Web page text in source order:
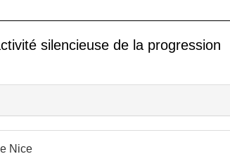
silencieuse de la progression
Nice